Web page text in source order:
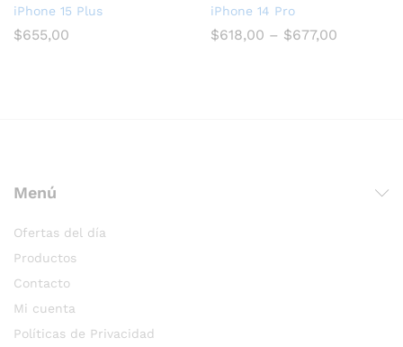
iPhone 15 Plus
$655,00
iPhone 14 Pro
$618,00 – $677,00
Menú
Ofertas del día
Productos
Contacto
Mi cuenta
Políticas de Privacidad